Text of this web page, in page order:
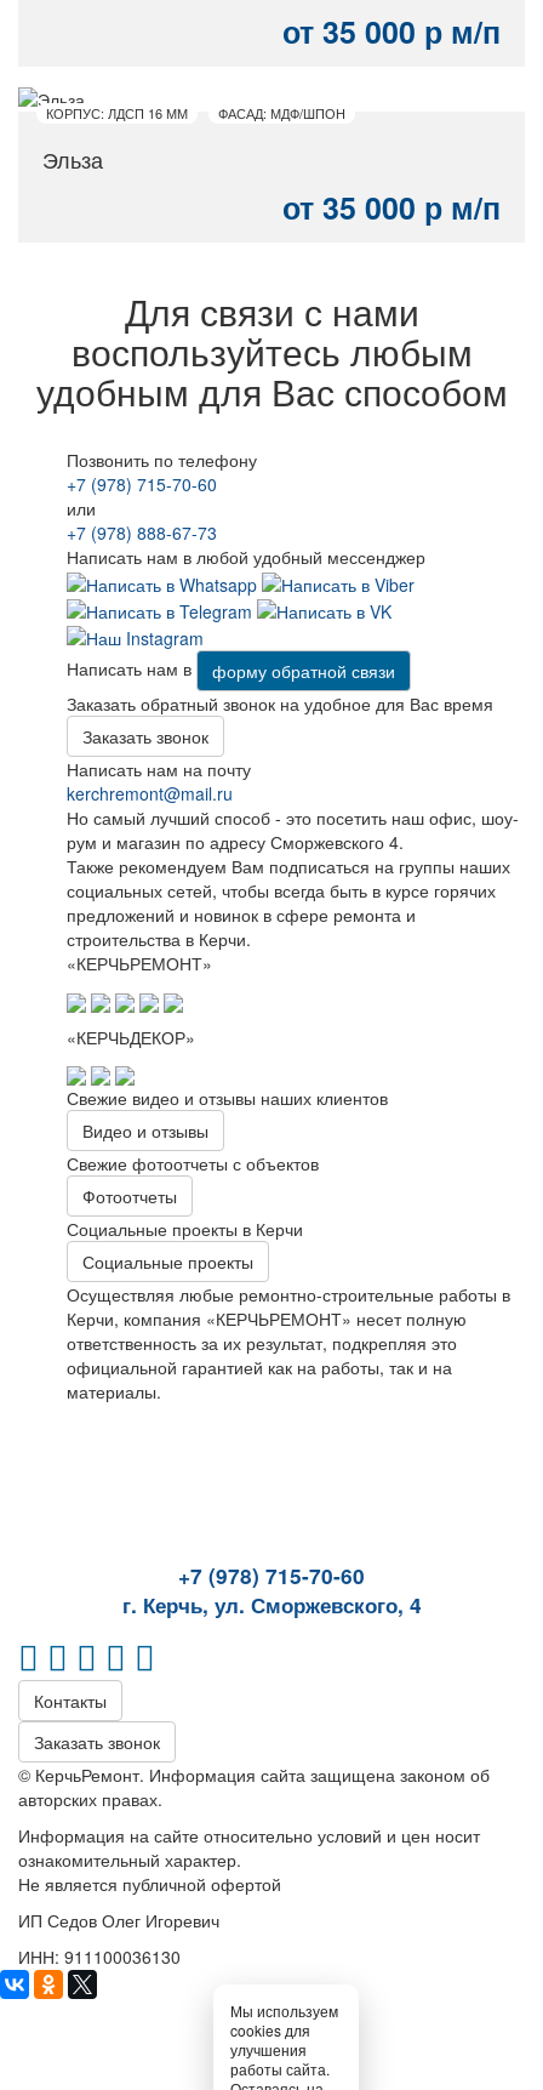
от 35 000 р м/п
КОРПУС: ЛДСП 16 ММ ФАСАД: МДФ/ШПОН
Эльза
от 35 000 р м/п
Для связи с нами
воспользуйтесь любым
удобным для Вас способом
Позвонить по телефону
+7 (978) 715-70-60
или
+7 (978) 888-67-73
Написать нам в любой удобный мессенджер
Написать нам в
форму обратной связи
Заказать обратный звонок на удобное для Вас время
Заказать звонок
Написать нам на почту
kerchremont@mail.ru
Но самый лучший способ - это посетить наш офис, шоу-
рум и магазин по адресу Сморжевского 4.
Также рекомендуем Вам подписаться на группы наших
социальных сетей, чтобы всегда быть в курсе горячих
предложений и новинок в сфере ремонта и
строительства в Керчи.
«КЕРЧЬРЕМОНТ»
«КЕРЧЬДЕКОР»
Свежие видео и отзывы наших клиентов
Видео и отзывы
Свежие фотоотчеты с объектов
Фотоотчеты
Социальные проекты в Керчи
Социальные проекты
Осуществляя любые ремонтно-строительные работы в
Керчи, компания «КЕРЧЬРЕМОНТ» несет полную
ответственность за их результат, подкрепляя это
официальной гарантией как на работы, так и на
материалы.
+7 (978) 715-70-60
г. Керчь, ул. Сморжевского, 4
Контакты
Заказать звонок
© КерчьРемонт. Информация сайта защищена законом об
авторских правах.
Информация на сайте относительно условий и цен носит
ознакомительный характер.
Не является публичной офертой
ИП Седов Олег Игоревич
ИНН: 911100036130
Мы используем
cookies для
улучшения
работы сайта.